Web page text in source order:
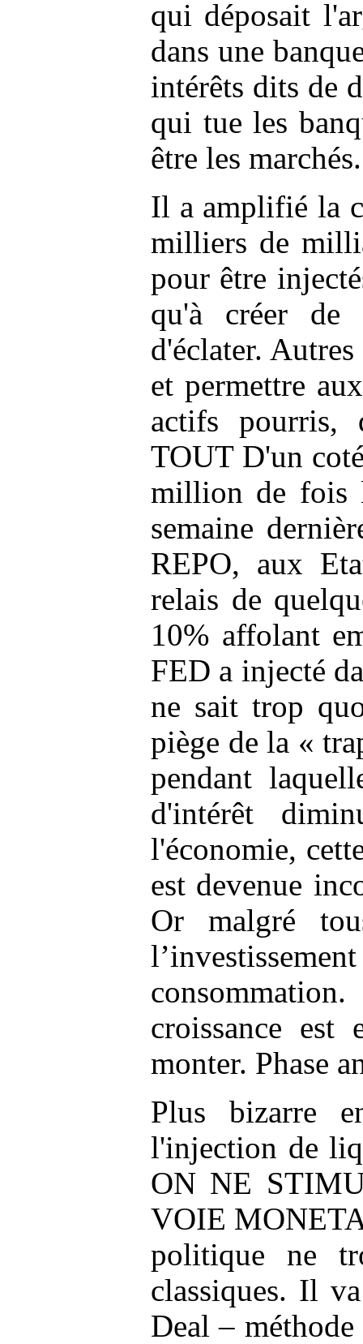
qui déposait
dans une
intérêts dits de
qui tue les
être les marchés.
Il a amplifié la
milliers de
pour être
qu'à créer de
d'éclater.
et permettre
actifs pourris,
TOUT D'un
million de fois
semaine
REPO, aux
relais de
10% affolant
FED a injecté
ne sait trop
piège de la «
pendant
d'intérêt
l'économie,
est devenue
Or malgré
croissance est
monter. Phase
Plus bizarre
l'injection de
ON NE
VOIE
politique ne
classiques. Il
Deal – méthode